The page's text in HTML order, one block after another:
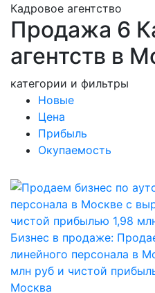
Кадровое агентство
Продажа 6
агентств в
категории и фильтры
Новые
Цена
Прибыль
Окупаемость
Бизнес в продаже:
линейного персонала в
млн руб и чистой
Москва